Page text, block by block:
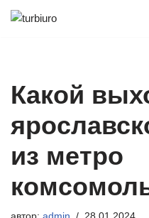
Какой
из метро